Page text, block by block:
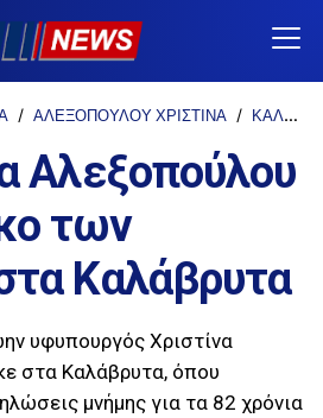
ΑΛΕΞΟΠΟΥΛΟΥ ΧΡΙΣΤΙΝΑ ΚΑΛΑΒΡΥΤΑ
Αλεξοπούλου
των
Καλάβρυτα
υφυπουργός Χριστίνα
στα Καλάβρυτα, όπου
μνήμης για τα 82 χρόνια